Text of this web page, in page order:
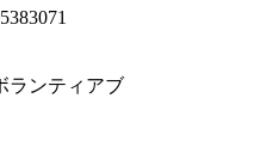
ランティアブ